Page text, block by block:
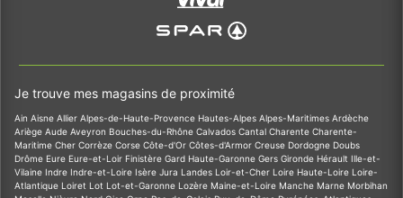
Je trouve mes magasins de proximité
Ain Aisne Allier Alpes-de-Haute-Provence Hautes-Alpes Alpes-Maritimes Ardèche
Ariège Aude Aveyron Bouches-du-Rhône Calvados Cantal Charente Charente-
Maritime Cher Corrèze Corse Côte-d'Or Côtes-d'Armor Creuse Dordogne Doubs
Drôme Eure Eure-et-Loir Finistère Gard Haute-Garonne Gers Gironde Hérault Ille-et-
Vilaine Indre Indre-et-Loire Isère Jura Landes Loir-et-Cher Loire Haute-Loire Loire-
Atlantique Loiret Lot Lot-et-Garonne Lozère Maine-et-Loire Manche Marne Morbihan